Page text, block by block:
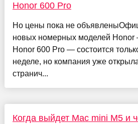
Honor 600 Pro
Но цены пока не
новых номерных моделей Honor
Honor 600 Pro — состоится
неделе, но компания уже
странич...
Когда выйдет Mac mini M5 и